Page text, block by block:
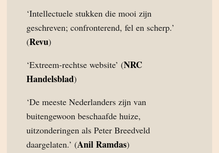
‘Intellectuele stukken die mooi zijn
geschreven; confronterend, fel en scherp.’
(Revu)
‘Extreem-rechtse website’ (NRC
Handelsblad)
‘De meeste Nederlanders zijn van
buitengewoon beschaafde huize,
uitzonderingen als Peter Breedveld
daargelaten.’ (Anil Ramdas)